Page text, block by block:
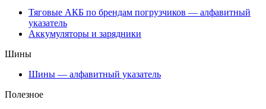
Тяговые АКБ по брендам погрузчиков — алфавитный
указатель
Аккумуляторы и зарядники
Шины
Шины — алфавитный указатель
Полезное